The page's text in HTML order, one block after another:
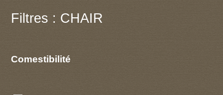
Filtres : CHAIR
Comestibilité